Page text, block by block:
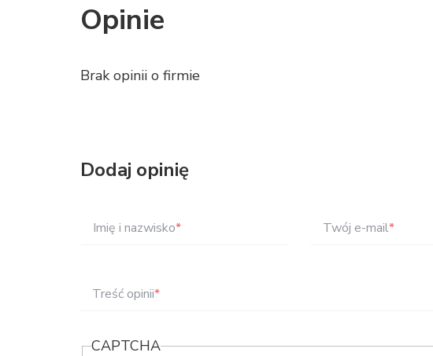
Opinie
Brak opinii o firmie
Dodaj opinię
Imię i nazwisko* Twój e-mail*
Treść opinii*
CAPTCHA